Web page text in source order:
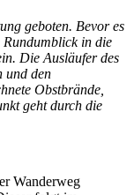
geboten. Bevor es
Rundumblick in die
Die Ausläufer des
und den
Obstbrände,
geht durch die
Wanderweg